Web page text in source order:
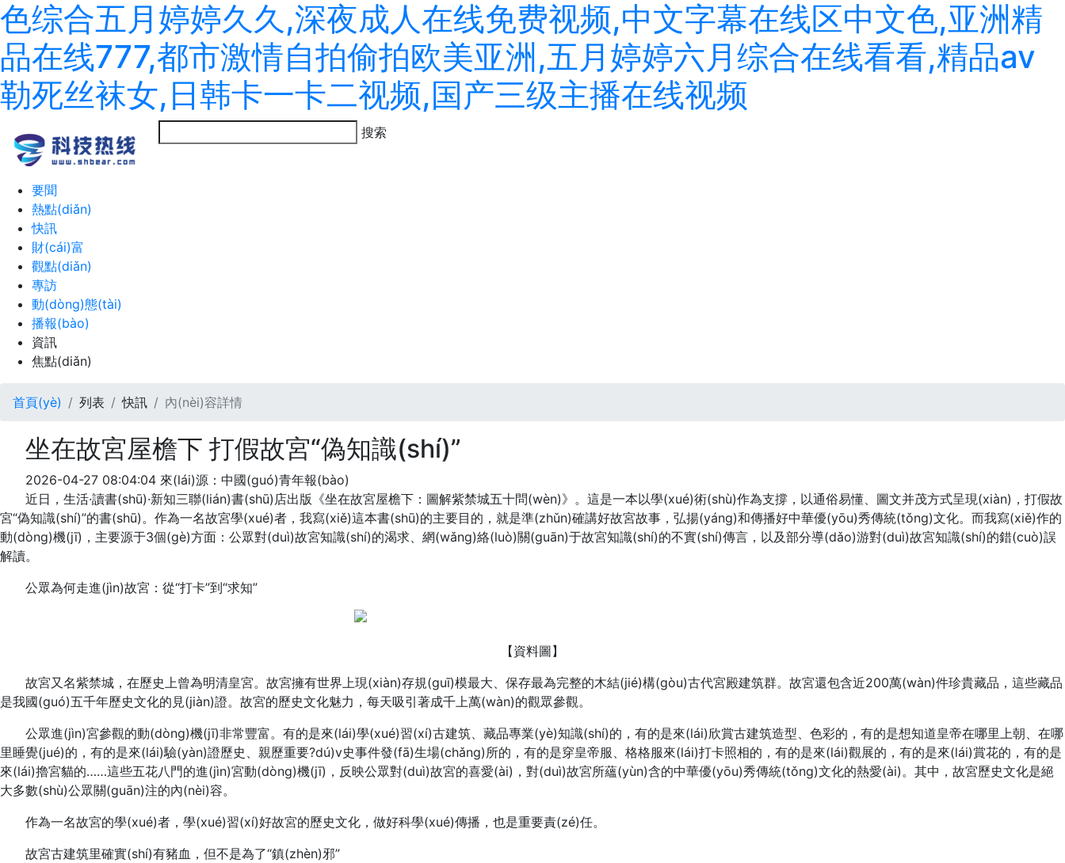
色综合五月婷婷久久,深夜成人在线免费视频,中文字幕在线区中文色,亚洲精
品在线777,都市激情自拍偷拍欧美亚洲,五月婷婷六月综合在线看看,精品av
勒死丝袜女,日韩卡一卡二视频,国产三级主播在线视频
要聞
熱點(diǎn)
快訊
財(cái)富
觀點(diǎn)
專訪
動(dòng)態(tài)
播報(bào)
資訊
焦點(diǎn)
搜索
首頁(yè) 列表 快訊 內(nèi)容詳情
坐在故宮屋檐下 打假故宮“偽知識(shí)”
2026-04-27 08:04:04 來(lái)源：中國(guó)青年報(bào)
近日，生活·讀書(shū)·新知三聯(lián)書(shū)店出版《坐在故宮屋檐下：圖解紫禁城五十問(wèn)》。這是一本以學(xué)術(shù)作為支撐，以通俗易懂、圖文并茂方式呈現(xiàn)，打假故
宮“偽知識(shí)”的書(shū)。作為一名故宮學(xué)者，我寫(xiě)這本書(shū)的主要目的，就是準(zhǔn)確講好故宮故事，弘揚(yáng)和傳播好中華優(yōu)秀傳統(tǒng)文化。而我寫(xiě)作的
動(dòng)機(jī)，主要源于3個(gè)方面：公眾對(duì)故宮知識(shí)的渴求、網(wǎng)絡(luò)關(guān)于故宮知識(shí)的不實(shí)傳言，以及部分導(dǎo)游對(duì)故宮知識(shí)的錯(cuò)誤
解讀。
公眾為何走進(jìn)故宮：從“打卡”到“求知”
【資料圖】
故宮又名紫禁城，在歷史上曾為明清皇宮。故宮擁有世界上現(xiàn)存規(guī)模最大、保存最為完整的木結(jié)構(gòu)古代宮殿建筑群。故宮還包含近200萬(wàn)件珍貴藏品，這些藏品
是我國(guó)五千年歷史文化的見(jiàn)證。故宮的歷史文化魅力，每天吸引著成千上萬(wàn)的觀眾參觀。
公眾進(jìn)宮參觀的動(dòng)機(jī)非常豐富。有的是來(lái)學(xué)習(xí)古建筑、藏品專業(yè)知識(shí)的，有的是來(lái)欣賞古建筑造型、色彩的，有的是想知道皇帝在哪里上朝、在哪
里睡覺(jué)的，有的是來(lái)驗(yàn)證歷史、親歷重要?dú)v史事件發(fā)生場(chǎng)所的，有的是穿皇帝服、格格服來(lái)打卡照相的，有的是來(lái)觀展的，有的是來(lái)賞花的，有的是
來(lái)擼宮貓的……這些五花八門的進(jìn)宮動(dòng)機(jī)，反映公眾對(duì)故宮的喜愛(ài)，對(duì)故宮所蘊(yùn)含的中華優(yōu)秀傳統(tǒng)文化的熱愛(ài)。其中，故宮歷史文化是絕
大多數(shù)公眾關(guān)注的內(nèi)容。
作為一名故宮的學(xué)者，學(xué)習(xí)好故宮的歷史文化，做好科學(xué)傳播，也是重要責(zé)任。
故宮古建筑里確實(shí)有豬血，但不是為了“鎮(zhèn)邪”